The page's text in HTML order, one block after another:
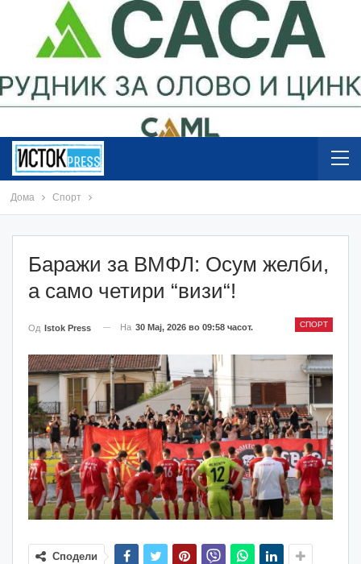
Дома Спорт
Баражи за ВМФЛ: Осум желби,
а само четири “визи“!
СПОРТ
Од Istok Press На 30 Мај, 2026 во 09:58 часот.
Сподели